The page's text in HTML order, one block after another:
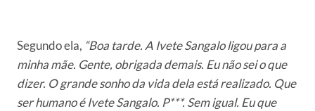
Segundo ela, “Boa tarde. A Ivete Sangalo ligou para a
minha mãe. Gente, obrigada demais. Eu não sei o que
dizer. O grande sonho da vida dela está realizado. Que
ser humano é Ivete Sangalo. P***. Sem igual. Eu que